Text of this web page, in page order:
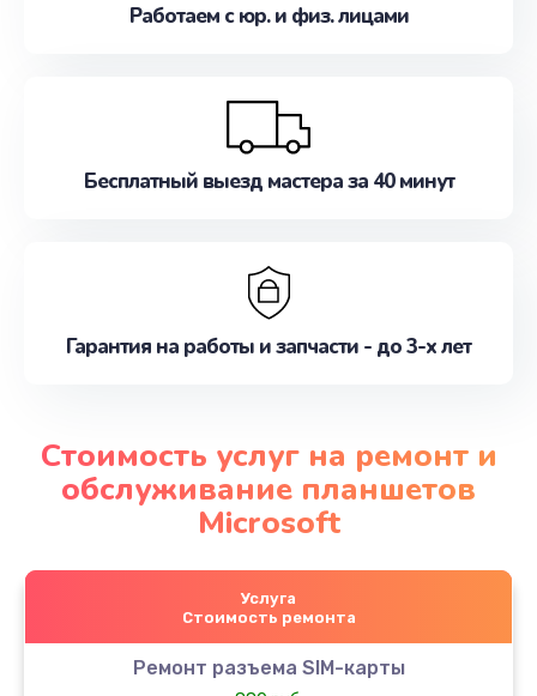
Работаем с юр. и физ. лицами
Бесплатный выезд мастера за 40 минут
Гарантия на работы и запчасти - до 3-х лет
Стоимость услуг на ремонт и
обслуживание планшетов
Microsoft
Услуга
Стоимость ремонта
Ремонт разъема SIM-карты